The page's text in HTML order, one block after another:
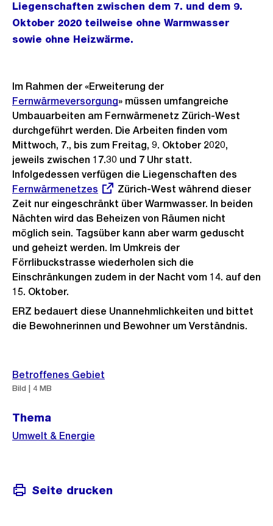
Liegenschaften zwischen dem 7. und dem 9.
Oktober 2020 teilweise ohne Warmwasser
sowie ohne Heizwärme.
Im Rahmen der «Erweiterung der
Fernwärmeversorgung» müssen umfangreiche
Umbauarbeiten am Fernwärmenetz Zürich-West
durchgeführt werden. Die Arbeiten finden vom
Mittwoch, 7., bis zum Freitag, 9. Oktober 2020,
jeweils zwischen 17.30 und 7 Uhr statt.
Infolgedessen verfügen die Liegenschaften des
Link:
Fernwärmenetzes
Zürich-West während dieser
Zeit nur eingeschränkt über Warmwasser. In beiden
Nächten wird das Beheizen von Räumen nicht
möglich sein. Tagsüber kann aber warm geduscht
und geheizt werden. Im Umkreis der
Förrlibuckstrasse wiederholen sich die
Einschränkungen zudem in der Nacht vom 14. auf den
15. Oktober.
ERZ bedauert diese Unannehmlichkeiten und bittet
die Bewohnerinnen und Bewohner um Verständnis.
Weitere
Informationen
Betroffenes Gebiet
Bild | 4 MB
Thema
Umwelt & Energie
Seite drucken